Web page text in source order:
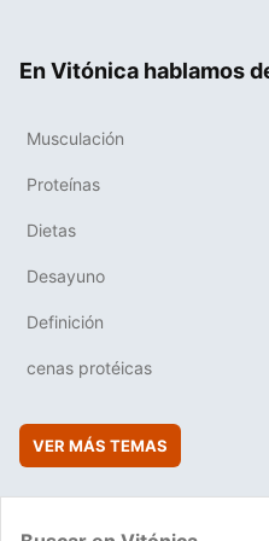
En Vitónica hablamos
Musculación
Proteínas
Dietas
Desayuno
Definición
cenas protéicas
VER MÁS TEMAS